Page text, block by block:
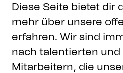
Diese Seite bietet dir
mehr über unsere
erfahren. Wir sind
nach talentierten
Mitarbeitern, die